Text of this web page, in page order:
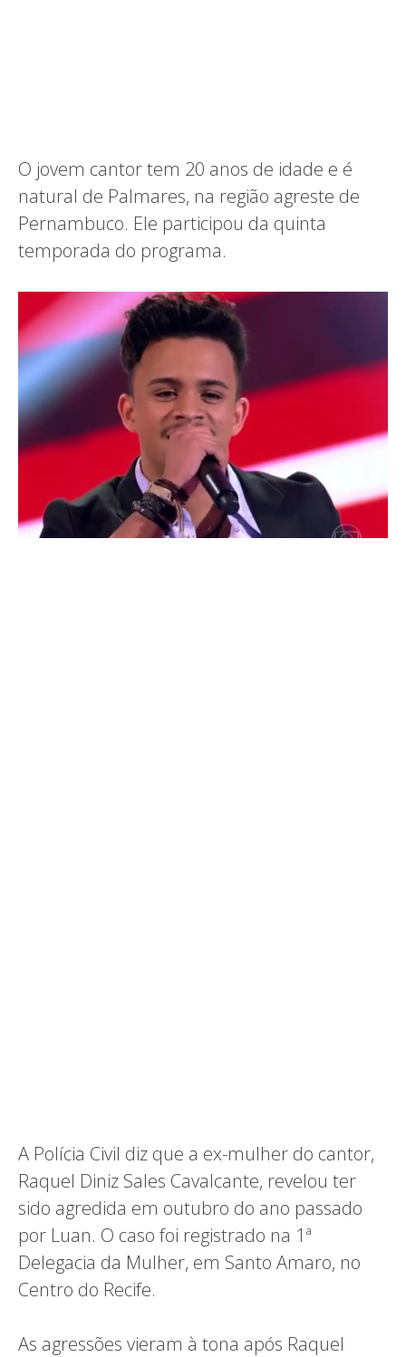
O jovem cantor tem 20 anos de idade e é
natural de Palmares, na região agreste de
Pernambuco. Ele participou da quinta
temporada do programa.
A Polícia Civil diz que a ex-mulher do cantor,
Raquel Diniz Sales Cavalcante, revelou ter
sido agredida em outubro do ano passado
por Luan. O caso foi registrado na 1ª
Delegacia da Mulher, em Santo Amaro, no
Centro do Recife.
As agressões vieram à tona após Raquel